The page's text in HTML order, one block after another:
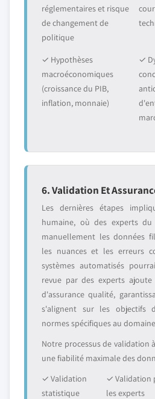
réglementaires et risque
de changement de
politique
✓ Hypothèses
macroéconomiques
(croissance du PIB,
inflation, monnaie)
✓
6. Validation Et
Les dernières étapes
humaine, où des experts du
manuellement les données
les nuances et les erreurs
systèmes automatisés
revue par des experts
d'assurance qualité,
s'alignent sur les objectifs
normes spécifiques au
Notre processus de validation
une fiabilité maximale des
✓ Validation
statistique
✓ Validation
les experts